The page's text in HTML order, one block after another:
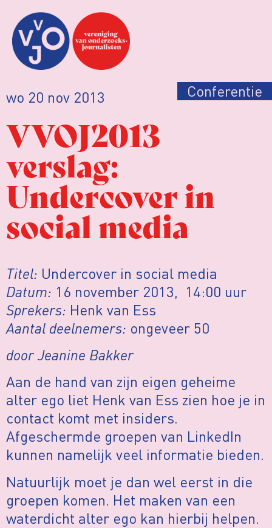
wo 20 nov 2013 Conferentie
VVOJ2013
verslag:
Undercover in
social media
Titel: Undercover in social media
Datum: 16 november 2013, 14:00 uur
Sprekers: Henk van Ess
Aantal deelnemers: ongeveer 50
door Jeanine Bakker
Aan de hand van zijn eigen geheime
alter ego liet Henk van Ess zien hoe je in
contact komt met insiders.
Afgeschermde groepen van LinkedIn
kunnen namelijk veel informatie bieden.
Natuurlijk moet je dan wel eerst in die
groepen komen. Het maken van een
waterdicht alter ego kan hierbij helpen.